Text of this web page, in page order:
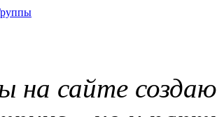
на сайте